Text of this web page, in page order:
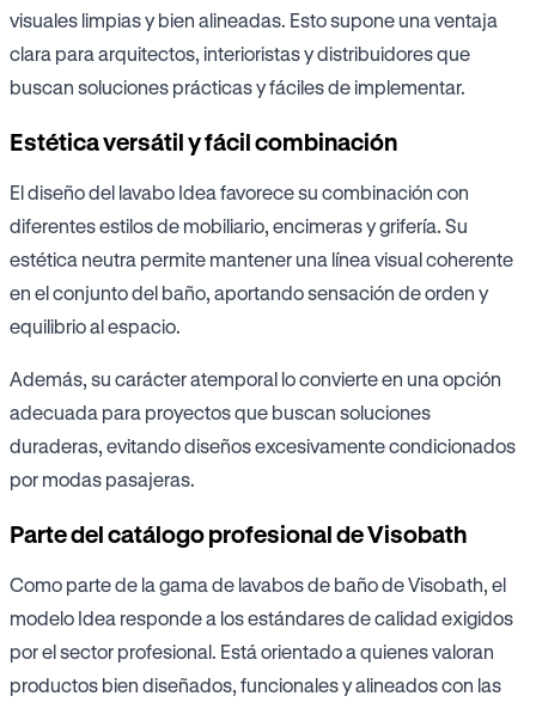
visuales limpias y bien alineadas. Esto supone una ventaja
clara para arquitectos, interioristas y distribuidores que
buscan soluciones prácticas y fáciles de implementar.
Estética versátil y fácil combinación
El diseño del lavabo Idea favorece su combinación con
diferentes estilos de mobiliario, encimeras y grifería. Su
estética neutra permite mantener una línea visual coherente
en el conjunto del baño, aportando sensación de orden y
equilibrio al espacio.
Además, su carácter atemporal lo convierte en una opción
adecuada para proyectos que buscan soluciones
duraderas, evitando diseños excesivamente condicionados
por modas pasajeras.
Parte del catálogo profesional de Visobath
Como parte de la gama de lavabos de baño de Visobath, el
modelo Idea responde a los estándares de calidad exigidos
por el sector profesional. Está orientado a quienes valoran
productos bien diseñados, funcionales y alineados con las